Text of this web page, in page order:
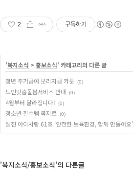
2 구독하기
'복지소식 > 홍보소식' 카테고리의 다른 글
청년 주거급여 분리지급 카툰 (0)
노인맞춤돌봄서비스 안내 (0)
4월부터 달라집니다! (0)
청소년 필수템 복지로 (0)
웹진 아이사랑 61호 '안전한 보육환경, 함께 만들어요'
'복지소식/홍보소식'의 다른글